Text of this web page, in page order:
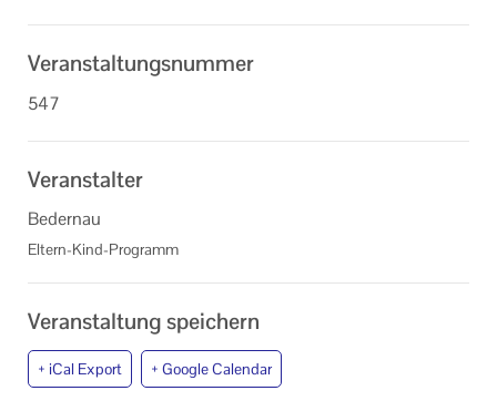
Veranstaltungsnummer
547
Veranstalter
Bedernau
Eltern-Kind-Programm
Veranstaltung speichern
+ iCal Export + Google Calendar